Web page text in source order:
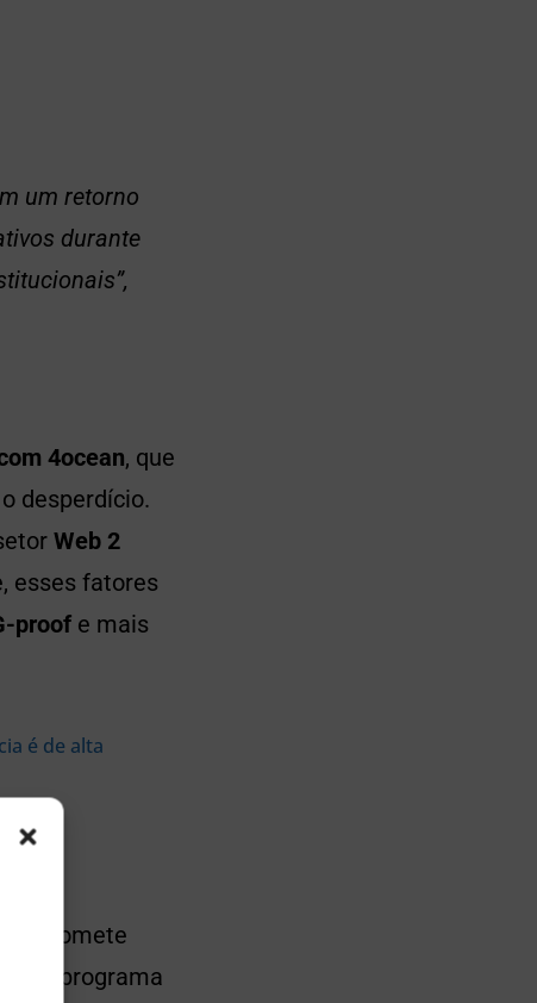
um retorno
durante
4ocean, que
desperdício.
Web 2
esses fatores
proof e mais
é de alta
promete
. O programa